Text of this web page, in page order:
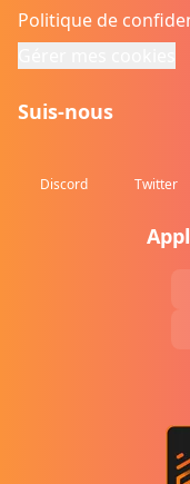
Politique de
Suis-nous
Discord Twitter